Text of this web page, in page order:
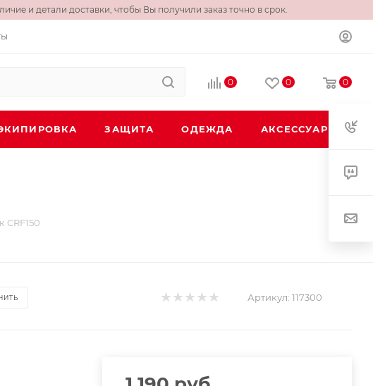
и детали доставки, чтобы Вы получили заказ точно в срок.
0 0 0
ЗАЩИТА ОДЕЖДА АКСЕССУАРЫ
CRF150
Артикул: 117300